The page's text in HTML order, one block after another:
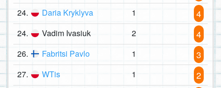
24. Daria Kryklyva 1 4
24. Vadim Ivasiuk 2 4
26. Fabritsi Pavlo 1 3
27. WTis 1 2